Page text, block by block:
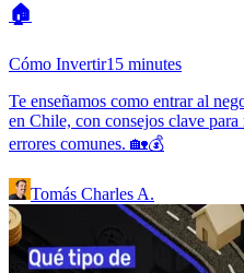
🏠
Cómo Invertir15 minutes
Te enseñamos como entrar al
en Chile, con consejos clave
errores comunes. 🏡💰
Tomás Charles A.